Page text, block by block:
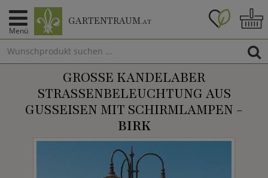
Menü
GARTENTRAUM.AT
GROSSE KANDELABER S
TRASSENBELEUCHTUNG AUS GU
SSEISEN MIT SCHIRMLAMPEN -
BIRK